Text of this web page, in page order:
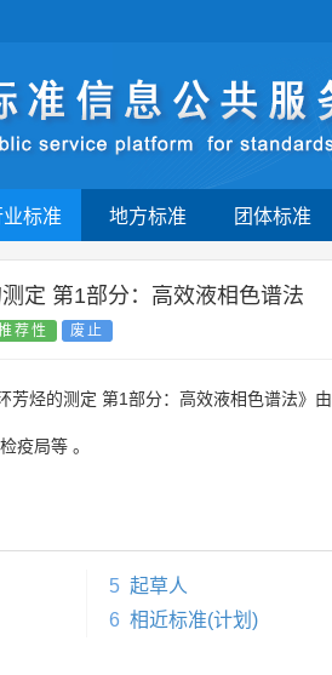
标准 地方标准 团体标准
定 第1部分：高效液相色谱法
荐性 废止
芳烃的测定 第1部分：高效液相色谱法》由
疫局等 。
5 起草人
6 相近标准(计划)